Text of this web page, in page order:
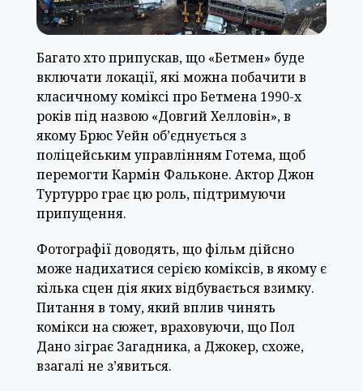
Багато хто припускав, що «Бетмен» буде
включати локації, які можна побачити в
класичному коміксі про Бетмена 1990-х
років під назвою «Довгий Хелловін», в
якому Брюс Уейн об’єднується з
поліцейським управлінням Готема, щоб
перемогти Кармін Фальконе. Актор Джон
Туртурро грає цю роль, підтримуючи
припущення.
Фотографії доводять, що фільм дійсно
може надихатися серією коміксів, в якому є
кілька сцен дія яких відбувається взимку.
Питання в тому, який вплив чинять
комікси на сюжет, враховуючи, що Пол
Дано зіграє Загадника, а Джокер, схоже,
взагалі не з’явиться.